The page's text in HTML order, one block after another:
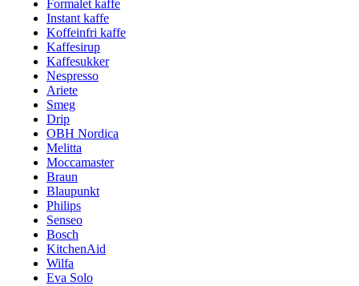
Formalet kaffe
Instant kaffe
Koffeinfri kaffe
Kaffesirup
Kaffesukker
Nespresso
Ariete
Smeg
Drip
OBH Nordica
Melitta
Moccamaster
Braun
Blaupunkt
Philips
Senseo
Bosch
KitchenAid
Wilfa
Eva Solo